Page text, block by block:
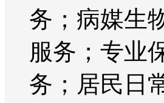
务；病媒生
服务；专业
务；居民日